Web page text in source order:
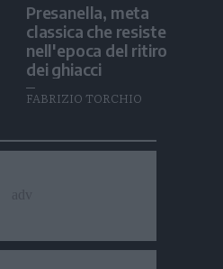
Presanella, meta
classica che resiste
nell'epoca del ritiro
dei ghiacci
FABRIZIO TORCHIO